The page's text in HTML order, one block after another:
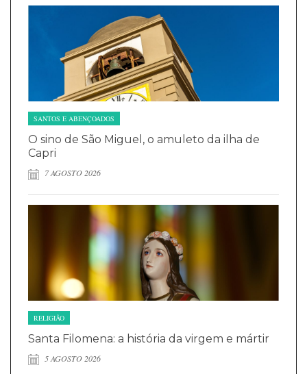
SANTOS E ABENÇOADOS
O sino de São Miguel, o amuleto da ilha de
Capri
7 AGOSTO 2026
RELIGIÃO
Santa Filomena: a história da virgem e mártir
5 AGOSTO 2026